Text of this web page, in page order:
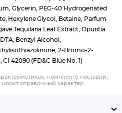
Glycerin, PEG-40 Hydrogenated
Hexylene Glycol, Betaine, Parfum
Tequilana Leaf Extract, Opuntia
Benzyl Alcohol,
2-Bromo-2-
42090 (FD&C Blue No. 1)
комплекте поставки,
справочный характер.